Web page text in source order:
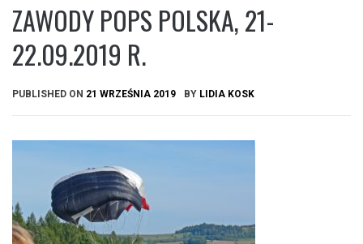
ZAWODY POPS POLSKA, 21-
22.09.2019 R.
PUBLISHED ON 21 WRZEŚNIA 2019 BY LIDIA KOSK